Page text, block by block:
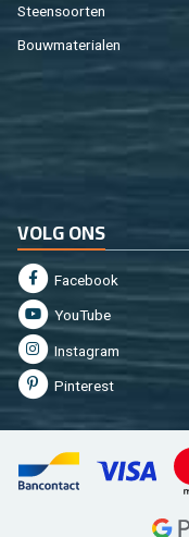
Steen­soor­ten
Bouw­ma­te­ri­a­len
VOLG ONS
Fa­cebook
You­Tu­be
In­st­agram
Pin­te­rest